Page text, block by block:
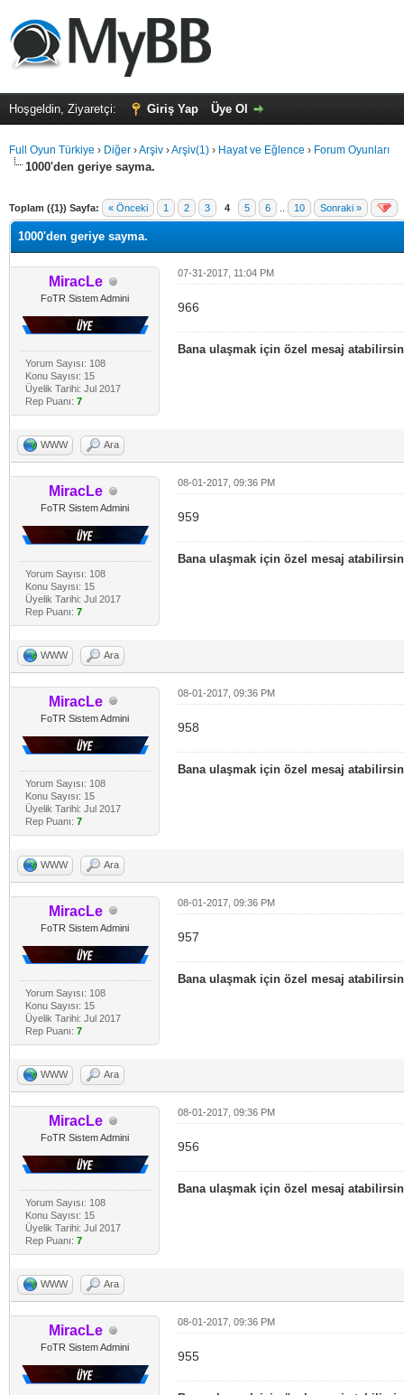
Hoşgeldin, Ziyaretçi: Giriş Yap Üye Ol
Full Oyun Türkiye › Diğer ›Arşiv ›Arşiv(1) › Hayat ve Eğlence › Forum Oyunları
1000'den geriye sayma.
Toplam ({1}) Sayfa: « Önceki 1 2 3 4 5 6 10 Sonraki »
0
1000'den geriye sayma.
MiracLe
FoTR Sistem Admini
Yorum Sayısı: 108
Konu Sayısı: 15
Üyelik Tarihi: Jul 2017
Rep Puanı: 7
07-31-2017, 11:04 PM
966
Bana ulaşmak için özel mesaj
WWW Ara
MiracLe
FoTR Sistem Admini
Yorum Sayısı: 108
Konu Sayısı: 15
Üyelik Tarihi: Jul 2017
Rep Puanı: 7
08-01-2017, 09:36 PM
959
Bana ulaşmak için özel mesaj
WWW Ara
MiracLe
FoTR Sistem Admini
Yorum Sayısı: 108
Konu Sayısı: 15
Üyelik Tarihi: Jul 2017
Rep Puanı: 7
08-01-2017, 09:36 PM
958
Bana ulaşmak için özel mesaj
WWW Ara
MiracLe
FoTR Sistem Admini
Yorum Sayısı: 108
Konu Sayısı: 15
Üyelik Tarihi: Jul 2017
Rep Puanı: 7
08-01-2017, 09:36 PM
957
Bana ulaşmak için özel mesaj
WWW Ara
MiracLe
FoTR Sistem Admini
Yorum Sayısı: 108
Konu Sayısı: 15
Üyelik Tarihi: Jul 2017
Rep Puanı: 7
08-01-2017, 09:36 PM
956
Bana ulaşmak için özel mesaj
WWW Ara
MiracLe
FoTR Sistem Admini
08-01-2017, 09:36 PM
955